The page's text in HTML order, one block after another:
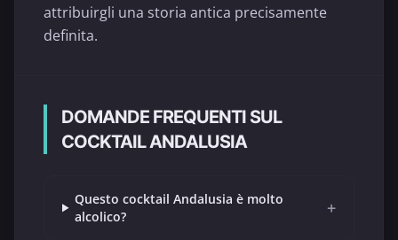
attribuirgli una storia antica precisamente
definita.
DOMANDE FREQUENTI SUL
COCKTAIL ANDALUSIA
Questo cocktail Andalusia è molto
alcolico?
+